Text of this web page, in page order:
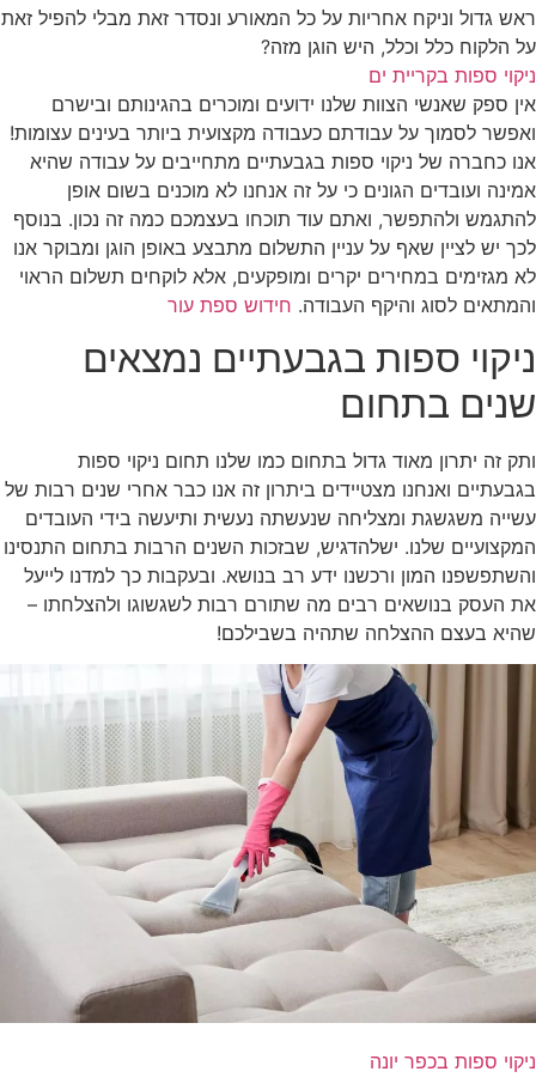
ראש גדול וניקח אחריות על כל המאורע ונסדר זאת מבלי להפיל זאת
על הלקוח כלל וכלל, היש הוגן מזה?
ניקוי ספות בקריית ים
אין ספק שאנשי הצוות שלנו ידועים ומוכרים בהגינותם ובישרם
ואפשר לסמוך על עבודתם כעבודה מקצועית ביותר בעינים עצומות!
אנו כחברה של ניקוי ספות בגבעתיים מתחייבים על עבודה שהיא
אמינה ועובדים הגונים כי על זה אנחנו לא מוכנים בשום אופן
להתגמש ולהתפשר, ואתם עוד תוכחו בעצמכם כמה זה נכון. בנוסף
לכך יש לציין שאף על עניין התשלום מתבצע באופן הוגן ומבוקר אנו
לא מגזימים במחירים יקרים ומופקעים, אלא לוקחים תשלום הראוי
והמתאים לסוג והיקף העבודה. חידוש ספת עור
ניקוי ספות בגבעתיים נמצאים
שנים בתחום
ותק זה יתרון מאוד גדול בתחום כמו שלנו תחום ניקוי ספות
בגבעתיים ואנחנו מצטיידים ביתרון זה אנו כבר אחרי שנים רבות של
עשייה משגשגת ומצליחה שנעשתה נעשית ותיעשה בידי העובדים
המקצועיים שלנו. ישלהדגיש, שבזכות השנים הרבות בתחום התנסינו
והשתפשפנו המון ורכשנו ידע רב בנושא. ובעקבות כך למדנו לייעל
את העסק בנושאים רבים מה שתורם רבות לשגשוגו ולהצלחתו –
שהיא בעצם ההצלחה שתהיה בשבילכם!
ניקוי ספות בכפר יונה